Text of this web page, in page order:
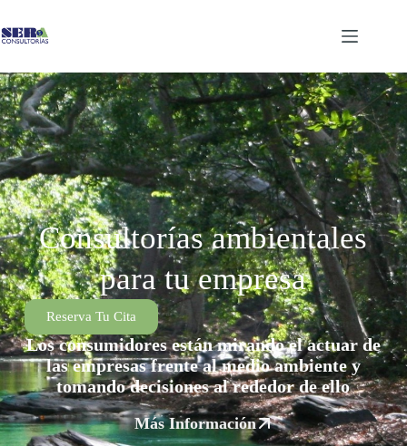
Consultorías ambientales
para tu empresa
Reserva Tu Cita
Los consumidores están mirando el actuar de
las empresas frente al medio ambiente y
tomando decisiones al rededor de ello
Más Información